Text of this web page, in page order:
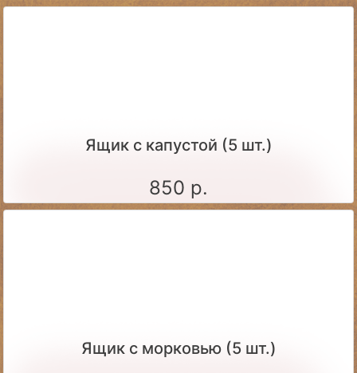
Ящик c капустой (5 шт.)
850 р.
Ящик c морковью (5 шт.)